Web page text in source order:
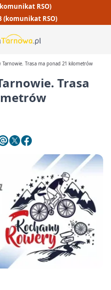
RSO)
(komunikat RSO)
Tarnowie. Trasa ma ponad 21 kilometrów
Trasa